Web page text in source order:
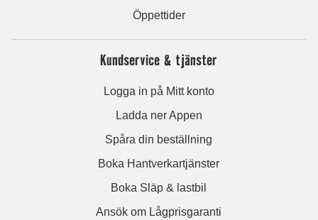
Öppettider
Kundservice & tjänster
Logga in på Mitt konto
Ladda ner Appen
Spåra din beställning
Boka Hantverkartjänster
Boka Släp & lastbil
Ansök om Lågprisgaranti